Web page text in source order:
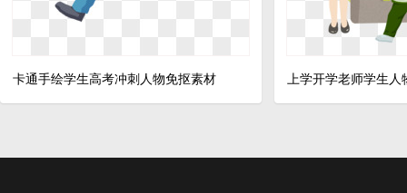
卡通手绘学生高考冲刺人物免抠素材 上学开学老师学生人